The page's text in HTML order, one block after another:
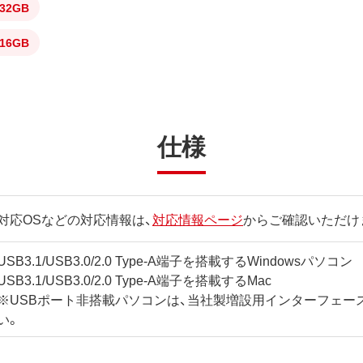
仕様
応OSなどの対応情報は、対応情報ページからご確認いただけ
USB3.0/2.0 Type-A端子を搭載するWindowsパソコン
USB3.0/2.0 Type-A端子を搭載するMac
ポート非搭載パソコンは、当社製増設用インターフェー
。